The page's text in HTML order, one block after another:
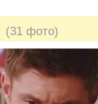
(31 фото)